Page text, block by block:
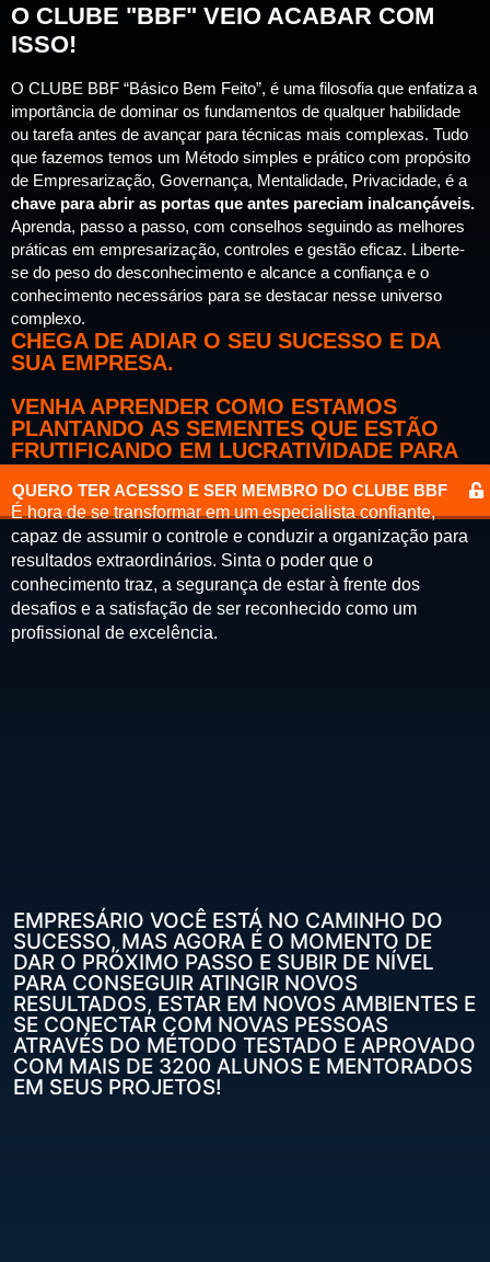
O CLUBE "BBF" VEIO ACABAR COM
ISSO!
O CLUBE BBF “Básico Bem Feito”, é uma filosofia que enfatiza a
importância de dominar os fundamentos de qualquer habilidade
ou tarefa antes de avançar para técnicas mais complexas. Tudo
que fazemos temos um Método simples e prático com propósito
de Empresarização, Governança, Mentalidade, Privacidade, é a
chave para abrir as portas que antes pareciam inalcançáveis.
Aprenda, passo a passo, com conselhos seguindo as melhores
práticas em empresarização, controles e gestão eficaz. Liberte-
se do peso do desconhecimento e alcance a confiança e o
conhecimento necessários para se destacar nesse universo
complexo.
CHEGA DE ADIAR O SEU SUCESSO E DA
SUA EMPRESA.
VENHA APRENDER COMO ESTAMOS
PLANTANDO AS SEMENTES QUE ESTÃO
FRUTIFICANDO EM LUCRATIVIDADE PARA
AS EMPRESAS!!
QUERO TER ACESSO E SER MEMBRO DO CLUBE BBF
É hora de se transformar em um especialista confiante,
capaz de assumir o controle e conduzir a organização para
resultados extraordinários. Sinta o poder que o
conhecimento traz, a segurança de estar à frente dos
desafios e a satisfação de ser reconhecido como um
profissional de excelência.
EMPRESÁRIO VOCÊ ESTÁ NO CAMINHO DO
SUCESSO, MAS AGORA É O MOMENTO DE
DAR O PRÓXIMO PASSO E SUBIR DE NÍVEL
PARA CONSEGUIR ATINGIR NOVOS
RESULTADOS, ESTAR EM NOVOS AMBIENTES E
SE CONECTAR COM NOVAS PESSOAS
ATRAVÉS DO MÉTODO TESTADO E APROVADO
COM MAIS DE 3200 ALUNOS E MENTORADOS
EM SEUS PROJETOS!